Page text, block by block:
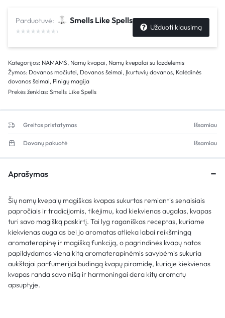
Parduotuvė: Smells Like Spells
Užduoti klausimą
Kategorijos: NAMAMS, Namų kvapai, Namų kvepalai su lazdelėmis
Žymos: Dovanos močiutei, Dovanos šeimai, Įkurtuvių dovanos, Kalėdinės
dovanos šeimai, Pinigų magija
Prekės ženklas: Smells Like Spells
Greitas pristatymas Išsamiau
Dovanų pakuotė Išsamiau
Aprašymas
Šių namų kvepalų magiškas kvapas sukurtas remiantis senaisiais
papročiais ir tradicijomis, tikėjimu, kad kiekvienas augalas, kvapas
turi savo magišką paskirtį. Tai lyg raganiškas receptas, kuriame
kiekvienas augalas bei jo aromatas atlieka labai reikšmingą
aromaterapinę ir magišką funkciją, o pagrindinės kvapų natos
papildydamos viena kitą aromaterapinėmis savybėmis sukuria
aukštajai parfumerijai būdingą kvapų piramidę, kurioje kiekvienas
kvapas randa savo nišą ir harmoningai dera kitų aromatų
apsuptyje.